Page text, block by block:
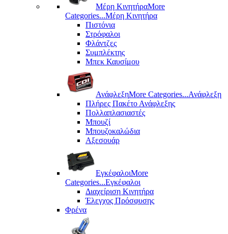
Μέρη KινητήραMore
Categories...Μέρη Kινητήρα
Πιστόνια
Στρόφαλοι
Φλάντζες
Συμπλέκτης
Μπεκ Καυσίμου
ΑνάφλεξηMore Categories...Ανάφλεξη
Πλήρες Πακέτο Ανάφλεξης
Πολλαπλασιαστές
Μπουζί
Μπουζοκαλώδια
Αξεσουάρ
ΕγκέφαλοιMore
Categories...Εγκέφαλοι
Διαχείριση Κινητήρα
Έλεγχος Πρόσφυσης
Φρένα